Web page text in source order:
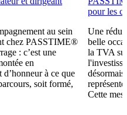
au sein
chez PASSTIME®
: c’est une
en
à ce que
soit formé,
pour les
Une
belle
la TVA
Cette